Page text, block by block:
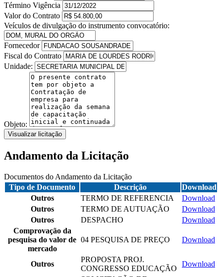
Término Vigência
Valor do Contrato
Veículos de divulgação do instrumento convocatório:
Fornecedor
Fiscal do Contrato
Unidade:
Objeto:
Visualizar licitação
Andamento da Licitação
Documentos do Andamento da Licitação
Tipo de Documento
Descrição
Download
Outros
TERMO DE REFERENCIA
Download
Outros
TERMO DE AUTUAÇÃO
Download
Outros
DESPACHO
Download
Comprovação da
pesquisa do valor de
mercado
04 PESQUISA DE PREÇO Download
Outros
PROPOSTA PROJ.
CONGRESSO EDUCAÇÃO
Download